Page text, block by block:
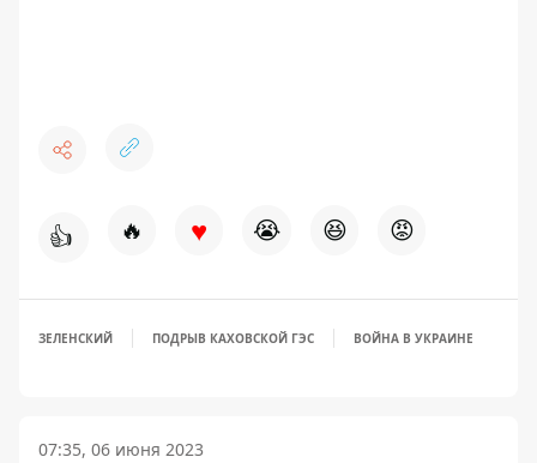
👍 🔥 ♥ 😭 😆 😡
ЗЕЛЕНСКИЙ ПОДРЫВ КАХОВСКОЙ ГЭС ВОЙНА В УКРАИНЕ
07:35, 06 июня 2023